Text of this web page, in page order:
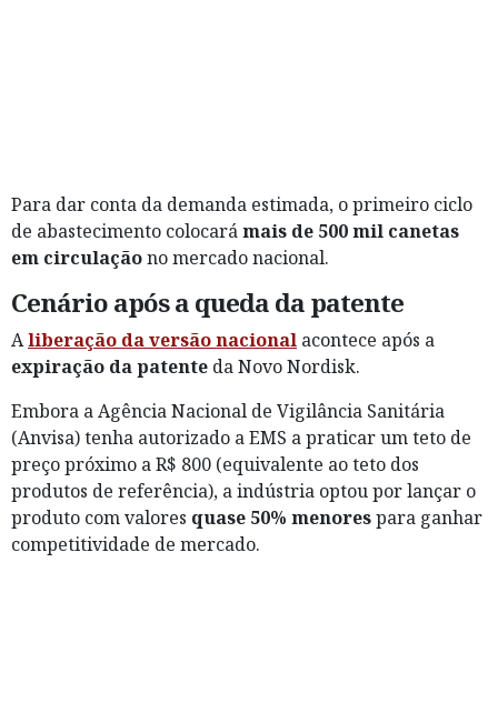
Para dar conta da demanda estimada, o primeiro ciclo
de abastecimento colocarámais de 500 mil canetas
em circulaçãono mercado nacional.
Cenário após a queda da patente
Aliberação da versão nacional acontece após a
expiração da patente da Novo Nordisk.
Embora a Agência Nacional de Vigilância Sanitária
(Anvisa) tenha autorizado a EMS a praticar um teto de
preço próximo a R$ 800 (equivalente ao teto dos
produtos de referência), a indústria optou por lançar o
produto com valores quase 50% menorespara ganhar
competitividade de mercado.